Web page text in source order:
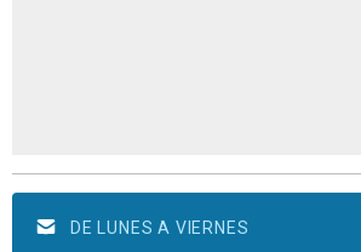
DE LUNES A VIERNES